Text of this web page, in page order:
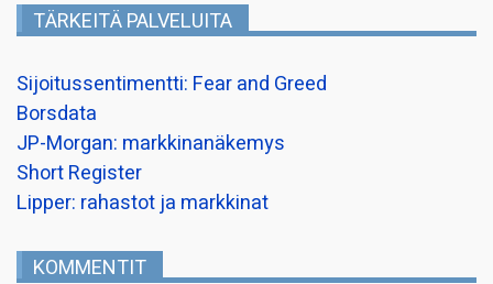
TÄRKEITÄ PALVELUITA
Sijoitussentimentti: Fear and Greed
Borsdata
JP-Morgan: markkinanäkemys
Short Register
Lipper: rahastot ja markkinat
KOMMENTIT